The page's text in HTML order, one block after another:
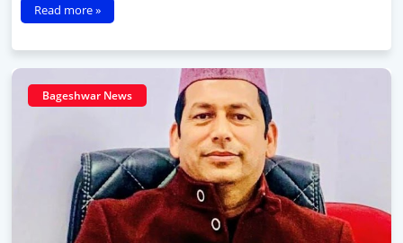
Read more »
Bageshwar News